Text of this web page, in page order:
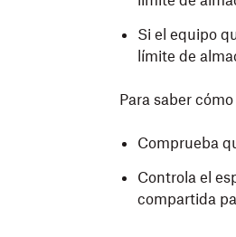
Si el equipo
límite de
Para saber
Comprueba
Controla el
compartida